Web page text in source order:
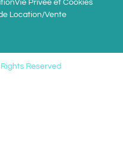
Vie Privée et Cookies
Location/Vente
Reserved